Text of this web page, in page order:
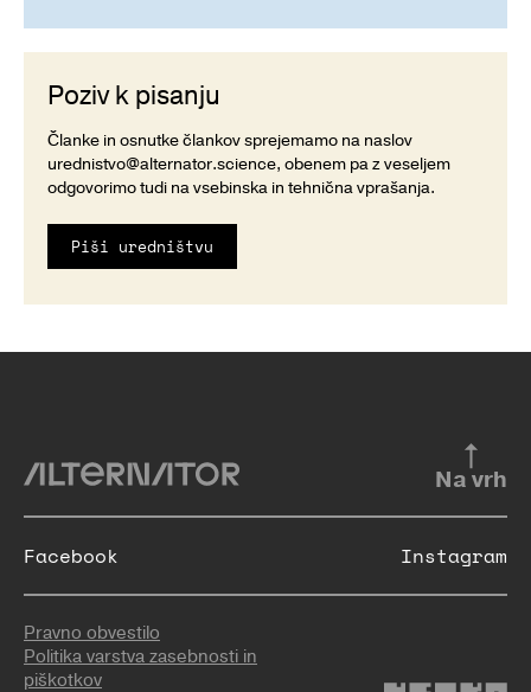
Poziv k pisanju
Članke in osnutke člankov sprejemamo na naslov
urednistvo@alternator.science, obenem pa z veseljem
odgovorimo tudi na vsebinska in tehnična vprašanja.
Piši uredništvu
Na vrh
Pravno obvestilo
Politika varstva zasebnosti in
piškotkov
Facebook Instagram